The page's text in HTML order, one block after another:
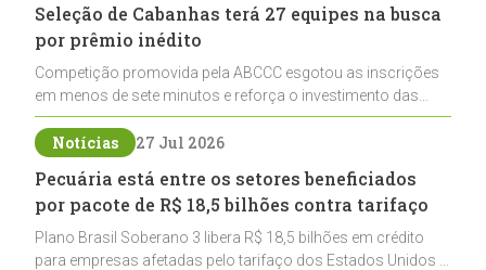
Seleção de Cabanhas terá 27 equipes na busca
por prêmio inédito
Competição promovida pela ABCCC esgotou as inscrições
em menos de sete minutos e reforça o investimento das
cabanhas na seleção genética de Cavalos Crioulos voltados
ao laço
Notícias 27 Jul 2026
Pecuária está entre os setores beneficiados
por pacote de R$ 18,5 bilhões contra tarifaço
Plano Brasil Soberano 3 libera R$ 18,5 bilhões em crédito
para empresas afetadas pelo tarifaço dos Estados Unidos e